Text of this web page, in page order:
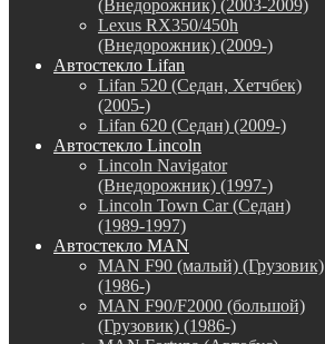
(Внедорожник) (2003-2009)
Lexus RX350/450h
(Внедорожник) (2009-)
Автостекло Lifan
Lifan 520 (Седан, Хетчбек)
(2005-)
Lifan 620 (Седан) (2009-)
Автостекло Lincoln
Lincoln Navigator
(Внедорожник) (1997-)
Lincoln Town Car (Седан)
(1989-1997)
Автостекло MAN
MAN F90 (малый) (Грузовик)
(1986-)
MAN F90/F2000 (большой)
(Грузовик) (1986-)